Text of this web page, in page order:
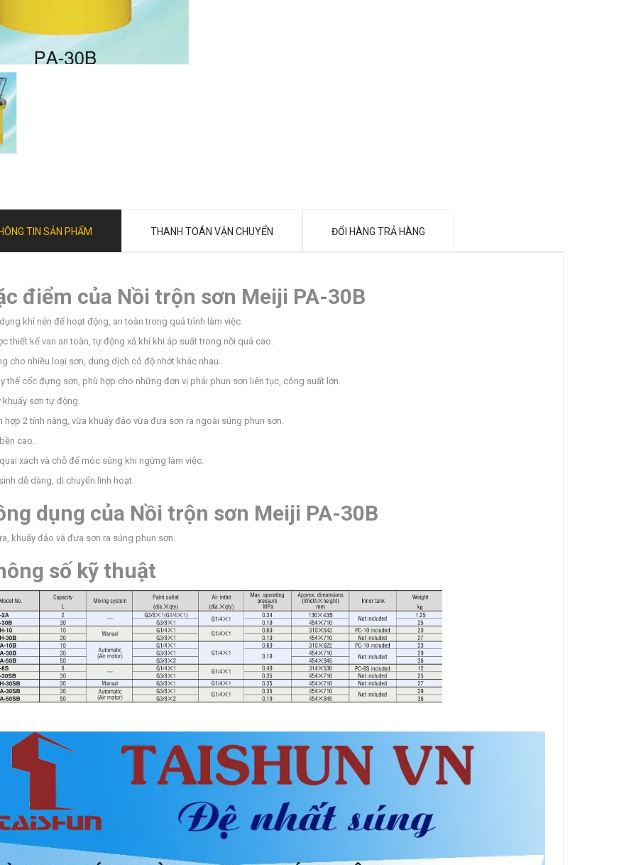
TIN SẢN PHẨM THANH TOÁN VẬN CHUYỂN ĐỔI HÀNG TRẢ HÀNG
điểm của Nồi trộn sơn Meiji PA-30B
khí nén để hoạt động, an toàn trong quá trình làm việc.
thiết kế van an toàn, tự động xả khí khi áp suất trong nồi quá cao.
cho nhiều loại sơn, dung dịch có độ nhớt khác nhau.
thế cốc đựng sơn, phù hợp cho những đơn vị phải phun sơn liên tục, công suất lớn.
khuấy sơn tự động.
hợp 2 tính năng, vừa khuấy đảo vừa đưa sơn ra ngoài súng phun sơn.
cao.
xách và chỗ để móc súng khi ngừng làm việc.
dễ dàng, di chuyển linh hoạt
dụng của Nồi trộn sơn Meiji PA-30B
khuấy đảo và đưa sơn ra súng phun sơn.
số kỹ thuật